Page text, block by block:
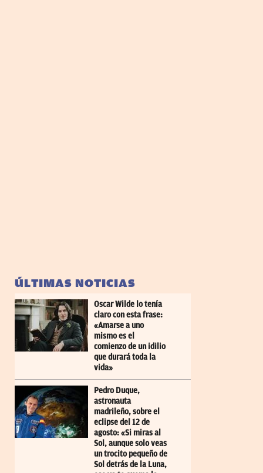
ÚLTIMAS NOTICIAS
Oscar Wilde lo tenía
claro con esta frase:
«Amarse a uno
mismo es el
comienzo de un idilio
que durará toda la
vida»
Pedro Duque,
astronauta
madrileño, sobre el
eclipse del 12 de
agosto: «Si miras al
Sol, aunque solo veas
un trocito pequeño de
Sol detrás de la Luna,